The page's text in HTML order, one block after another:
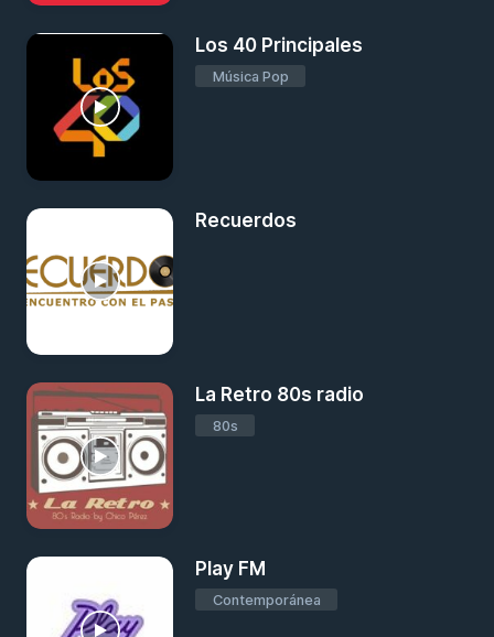
Los 40 Principales
Música Pop
Recuerdos
La Retro 80s radio
80s
Play FM
Contemporánea